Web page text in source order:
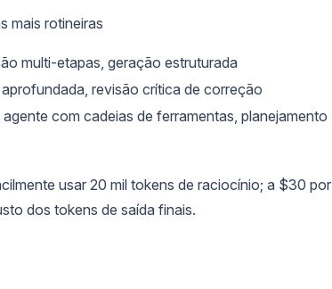
mais rotineiras
multi-etapas, geração estruturada
revisão crítica de correção
com cadeias de ferramentas, planejamento
usar 20 mil tokens de raciocínio; a $30 por
dos tokens de saída finais.